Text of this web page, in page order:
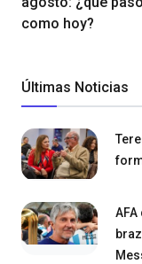
como hoy?
Últimas Noticias